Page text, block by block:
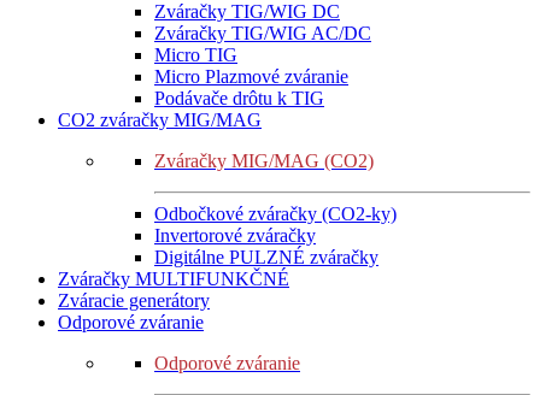
Zváračky TIG/WIG DC
Zváračky TIG/WIG AC/DC
Micro TIG
Micro Plazmové zváranie
Podávače drôtu k TIG
CO2 zváračky MIG/MAG
Zváračky MIG/MAG (CO2)
Odbočkové zváračky (CO2-ky)
Invertorové zváračky
Digitálne PULZNÉ zváračky
Zváračky MULTIFUNKČNÉ
Zváracie generátory
Odporové zváranie
Odporové zváranie